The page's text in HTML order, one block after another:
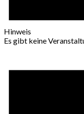
Hinweis
Es gibt keine